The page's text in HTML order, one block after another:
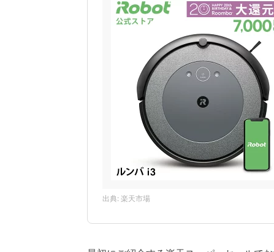
出典: 楽天市場